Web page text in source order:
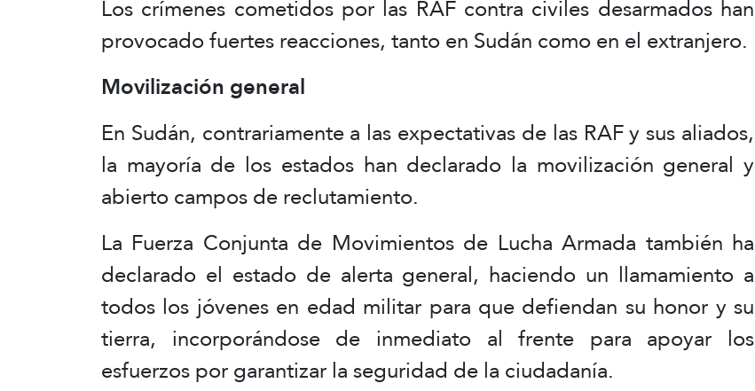
Los crímenes cometidos por las RAF contra civiles desarmados han
provocado fuertes reacciones, tanto en Sudán como en el extranjero.
Movilización general
En Sudán, contrariamente a las expectativas de las RAF y sus aliados,
la mayoría de los estados han declarado la movilización general y
abierto campos de reclutamiento.
La Fuerza Conjunta de Movimientos de Lucha Armada también ha
declarado el estado de alerta general, haciendo un llamamiento a
todos los jóvenes en edad militar para que defiendan su honor y su
tierra, incorporándose de inmediato al frente para apoyar los
esfuerzos por garantizar la seguridad de la ciudadanía.